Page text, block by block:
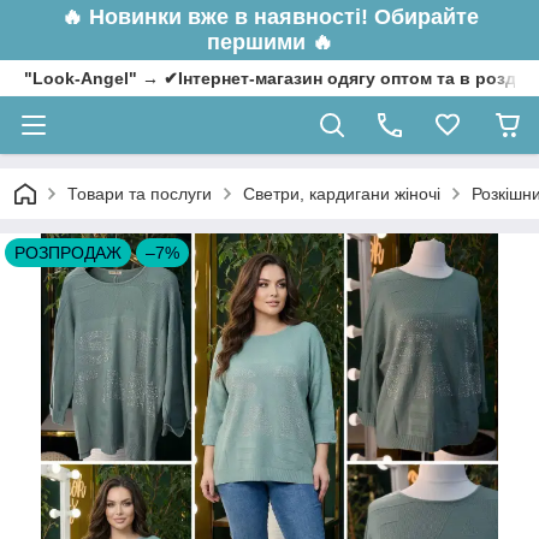
🔥 Новинки вже в наявності! Обирайте
першими 🔥
"Look-Angel" → ✔Інтернет-магазин одягу оптом та в
Товари та послуги Светри, кардигани жіночі
РОЗПРОДАЖ –7%